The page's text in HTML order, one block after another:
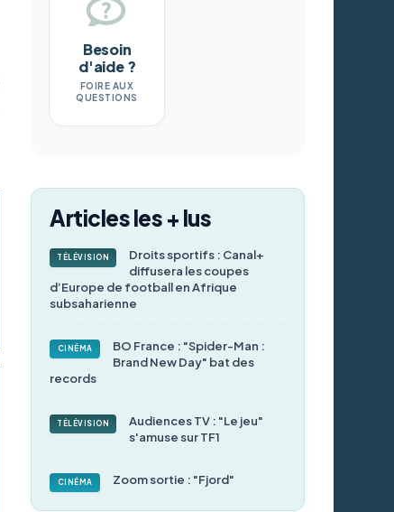
Besoin
d'aide ?
FOIRE AUX
QUESTIONS
Articles les + lus
TÉLÉVISION
Droits sportifs : Canal+
diffusera les coupes
d’Europe de football en Afrique
subsaharienne
CINÉMA
BO France : "Spider-Man :
Brand New Day" bat des
records
TÉLÉVISION
Audiences TV : "Le jeu"
s'amuse sur TF1
CINÉMA Zoom sortie : "Fjord"